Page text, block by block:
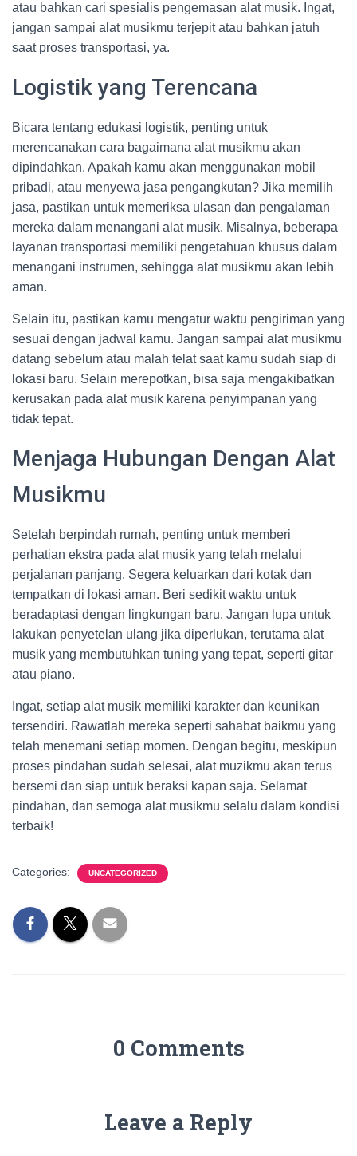
atau bahkan cari spesialis pengemasan alat musik. Ingat,
jangan sampai alat musikmu terjepit atau bahkan jatuh
saat proses transportasi, ya.
Logistik yang Terencana
Bicara tentang edukasi logistik, penting untuk
merencanakan cara bagaimana alat musikmu akan
dipindahkan. Apakah kamu akan menggunakan mobil
pribadi, atau menyewa jasa pengangkutan? Jika memilih
jasa, pastikan untuk memeriksa ulasan dan pengalaman
mereka dalam menangani alat musik. Misalnya, beberapa
layanan transportasi memiliki pengetahuan khusus dalam
menangani instrumen, sehingga alat musikmu akan lebih
aman.
Selain itu, pastikan kamu mengatur waktu pengiriman yang
sesuai dengan jadwal kamu. Jangan sampai alat musikmu
datang sebelum atau malah telat saat kamu sudah siap di
lokasi baru. Selain merepotkan, bisa saja mengakibatkan
kerusakan pada alat musik karena penyimpanan yang
tidak tepat.
Menjaga Hubungan Dengan Alat
Musikmu
Setelah berpindah rumah, penting untuk memberi
perhatian ekstra pada alat musik yang telah melalui
perjalanan panjang. Segera keluarkan dari kotak dan
tempatkan di lokasi aman. Beri sedikit waktu untuk
beradaptasi dengan lingkungan baru. Jangan lupa untuk
lakukan penyetelan ulang jika diperlukan, terutama alat
musik yang membutuhkan tuning yang tepat, seperti gitar
atau piano.
Ingat, setiap alat musik memiliki karakter dan keunikan
tersendiri. Rawatlah mereka seperti sahabat baikmu yang
telah menemani setiap momen. Dengan begitu, meskipun
proses pindahan sudah selesai, alat muzikmu akan terus
bersemi dan siap untuk beraksi kapan saja. Selamat
pindahan, dan semoga alat musikmu selalu dalam kondisi
terbaik!
Categories: UNCATEGORIZED
0 Comments
Leave a Reply